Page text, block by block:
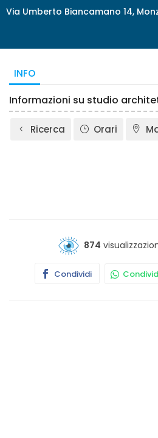
Via Umberto Biancamano 14,
INFO
Informazioni su studio
Ricerca Orari
874
Condividi